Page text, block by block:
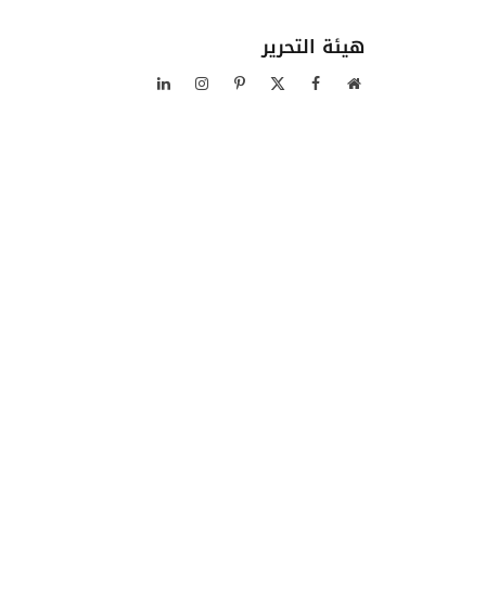
هيئة التحرير
موقع فيسبوك بينتيريستالانستغراملينكدإن